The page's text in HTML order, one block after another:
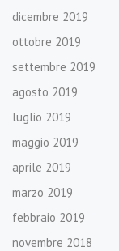
dicembre 2019
ottobre 2019
settembre 2019
agosto 2019
luglio 2019
maggio 2019
aprile 2019
marzo 2019
febbraio 2019
novembre 2018